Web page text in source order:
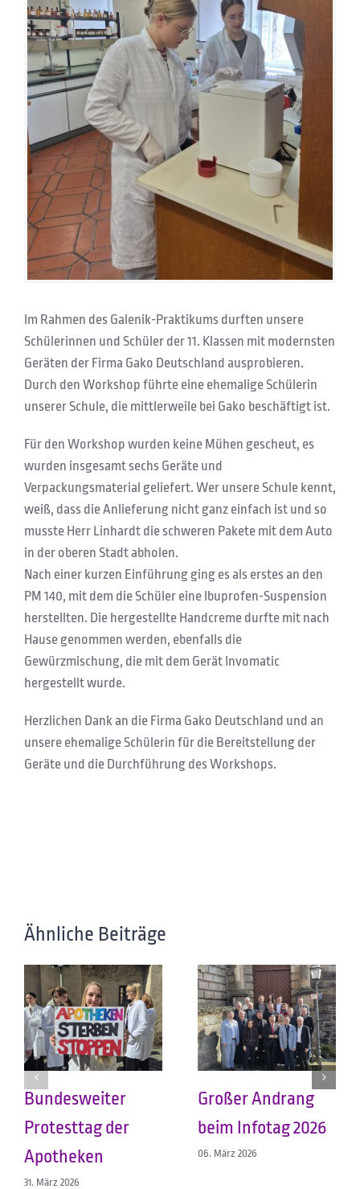
Im Rahmen des Galenik-Praktikums durften unsere
Schülerinnen und Schüler der 11. Klassen mit modernsten
Geräten der Firma Gako Deutschland ausprobieren.
Durch den Workshop führte eine ehemalige Schülerin
unserer Schule, die mittlerweile bei Gako beschäftigt ist.
Für den Workshop wurden keine Mühen gescheut, es
wurden insgesamt sechs Geräte und
Verpackungsmaterial geliefert. Wer unsere Schule kennt,
weiß, dass die Anlieferung nicht ganz einfach ist und so
musste Herr Linhardt die schweren Pakete mit dem Auto
in der oberen Stadt abholen.
Nach einer kurzen Einführung ging es als erstes an den
PM 140, mit dem die Schüler eine Ibuprofen-Suspension
herstellten. Die hergestellte Handcreme durfte mit nach
Hause genommen werden, ebenfalls die
Gewürzmischung, die mit dem Gerät Invomatic
hergestellt wurde.
Herzlichen Dank an die Firma Gako Deutschland und an
unsere ehemalige Schülerin für die Bereitstellung der
Geräte und die Durchführung des Workshops.
Ähnliche Beiträge
Bundesweiter
Protesttag der
Apotheken
31. März 2026
Großer Andrang
beim Infotag 2026
06. März 2026